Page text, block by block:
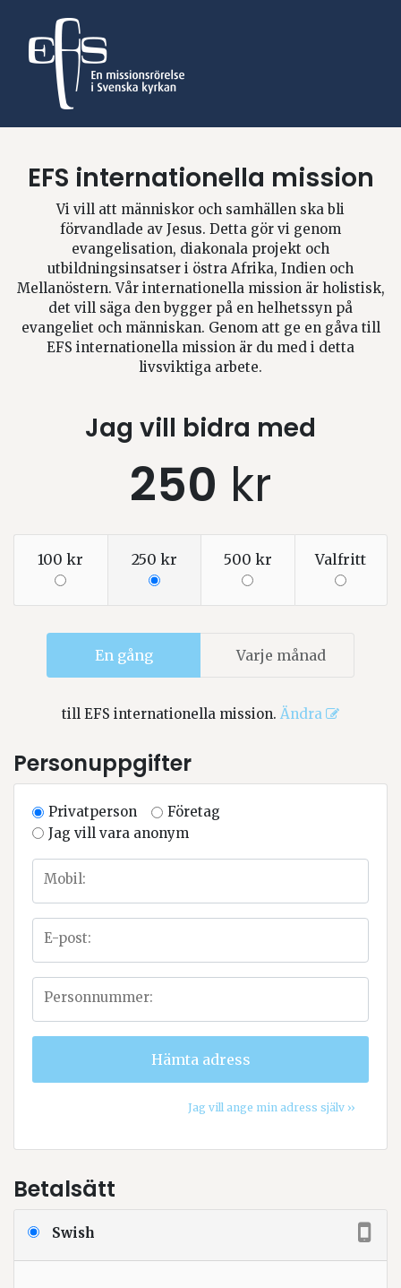
EFS internationella mission
Vi vill att människor och samhällen ska bli
förvandlade av Jesus. Detta gör vi genom
evangelisation, diakonala projekt och
utbildningsinsatser i östra Afrika, Indien och
Mellanöstern. Vår internationella mission är holistisk,
det vill säga den bygger på en helhetssyn på
evangeliet och människan. Genom att ge en gåva till
EFS internationella mission är du med i detta
livsviktiga arbete.
Jag vill bidra med
250 kr
100 kr 250 kr 500 kr Valfritt
En gång Varje månad
till EFS internationella mission. Ändra
Personuppgifter
Privatperson
Företag
Jag vill vara anonym
Mobil:
E-post:
Personnummer:
Hämta adress
Jag vill ange min adress själv ››
Betalsätt
Swish